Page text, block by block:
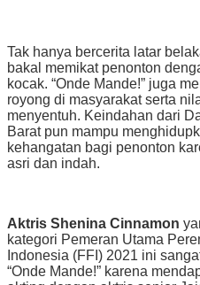
Tak hanya bercerita latar
bakal memikat penonton
kocak. “Onde Mande!” juga
royong di masyarakat serta
menyentuh. Keindahan dari
Barat pun mampu
kehangatan bagi penonton
asri dan indah.
Aktris Shenina Cinnamon
kategori Pemeran Utama
Indonesia (FFI) 2021 ini
“Onde Mande!” karena